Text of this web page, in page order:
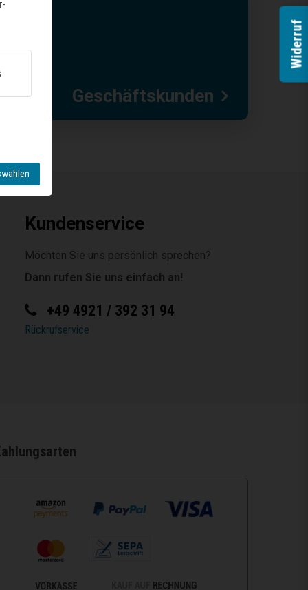
Geschäftskunden
Kundenservice
Möchten Sie uns persönlich sprechen?
Dann rufen Sie uns einfach an!
+49 4921 / 392 31 94
Rückrufservice
Widerruf